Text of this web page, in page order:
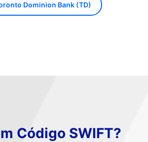
Dominion Bank (TD)
Código SWIFT?